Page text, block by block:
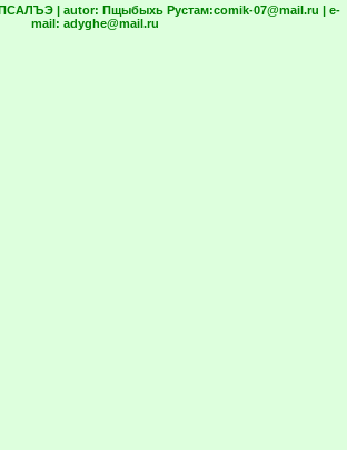
| autor: Пщыбыхь Рустам:comik-07@mail.ru | e-
mail: adyghe@mail.ru